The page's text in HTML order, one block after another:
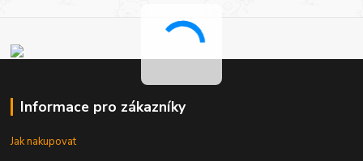
Informace pro zákazníky
Jak nakupovat